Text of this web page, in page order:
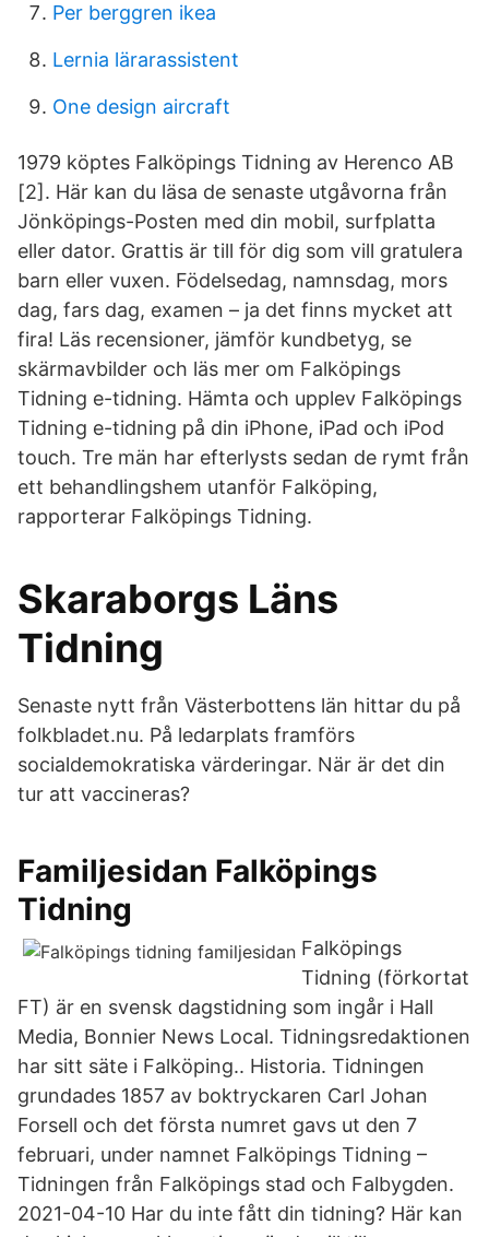
Per berggren ikea
Lernia lärarassistent
One design aircraft
1979 köptes Falköpings Tidning av Herenco AB
[2]. Här kan du läsa de senaste utgåvorna från
Jönköpings-Posten med din mobil, surfplatta
eller dator. Grattis är till för dig som vill gratulera
barn eller vuxen. Födelsedag, namnsdag, mors
dag, fars dag, examen – ja det finns mycket att
fira! ‎Läs recensioner, jämför kundbetyg, se
skärmavbilder och läs mer om Falköpings
Tidning e-tidning. Hämta och upplev Falköpings
Tidning e-tidning på din iPhone, iPad och iPod
touch. Tre män har efterlysts sedan de rymt från
ett behandlingshem utanför Falköping,
rapporterar Falköpings Tidning.
Skaraborgs Läns
Tidning
Senaste nytt från Västerbottens län hittar du på
folkbladet.nu. På ledarplats framförs
socialdemokratiska värderingar. När är det din
tur att vaccineras?
Familjesidan Falköpings
Tidning
Falköpings
Tidning (förkortat
FT) är en svensk dagstidning som ingår i Hall
Media, Bonnier News Local. Tidningsredaktionen
har sitt säte i Falköping.. Historia. Tidningen
grundades 1857 av boktryckaren Carl Johan
Forsell och det första numret gavs ut den 7
februari, under namnet Falköpings Tidning –
Tidningen från Falköpings stad och Falbygden.
2021-04-10 Har du inte fått din tidning? Här kan